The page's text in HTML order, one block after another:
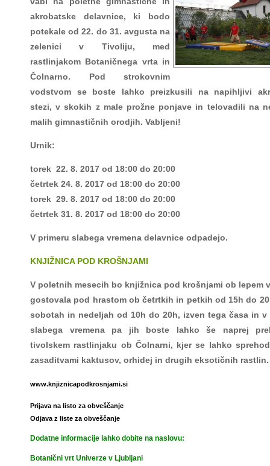
akrobatske delavnice, ki bodo
potekale od 22. do 31. avgusta na
zelenici v Tivoliju, med
rastlinjakom Botaničnega vrta in
Čolnarno. Pod strokovnim
vodstvom se boste lahko preizkusili na napihljivi
stezi, v skokih z male prožne ponjave in telovadili na
malih gimnastičnih orodjih. Vabljeni!
Urnik:
torek 22. 8. 2017 od 18:00 do 20:00
četrtek 24. 8. 2017 od 18:00 do 20:00
torek 29. 8. 2017 od 18:00 do 20:00
četrtek 31. 8. 2017 od 18:00 do 20:00
V primeru slabega vremena delavnice odpadejo.
KNJIŽNICA POD KROŠNJAMI
V poletnih mesecih bo knjižnica pod krošnjami ob lepem
gostovala pod hrastom ob četrtkih in petkih od 15h do
sobotah in nedeljah od 10h do 20h, izven tega časa in v
slabega vremena pa jih boste lahko še naprej
tivolskem rastlinjaku ob Čolnarni, kjer se lahko
zasaditvami kaktusov, orhidej in drugih eksotičnih rastlin.
www.knjiznicapodkrosnjami.si
Prijava na listo za obveščanje
Odjava z liste za obveščanje
Dodatne informacije lahko dobite na naslovu:
Botanični vrt Univerze v Ljubljani